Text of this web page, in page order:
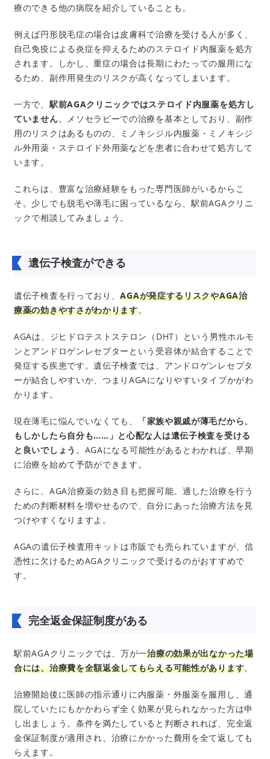
療のできる他の病院を紹介していることも。
例えば円形脱毛症の場合は皮膚科で治療を受ける人が多く、
自己免疫による炎症を抑えるためのステロイド内服薬を処方
されます。しかし、重症の場合は長期にわたっての服用にな
るため、副作用発生のリスクが高くなってしまいます。
一方で、駅前AGAクリニックではステロイド内服薬を処方し
ていません。メソセラピーでの治療を基本としており、副作
用のリスクはあるものの、ミノキシジル内服薬・ミノキシジ
ル外用薬・ステロイド外用薬などを患者に合わせて処方して
います。
これらは、豊富な治療経験をもった専門医師がいるからこ
そ。少しでも脱毛や薄毛に困っているなら、駅前AGAクリニ
ックで相談してみましょう。
遺伝子検査ができる
遺伝子検査を行っており、AGAが発症するリスクやAGA治
療薬の効きやすさがわかります。
AGAは、ジヒドロテストステロン（DHT）という男性ホルモ
ンとアンドロゲンレセプターという受容体が結合することで
発症する疾患です。遺伝子検査では、アンドロゲンレセプタ
ーが結合しやすいか、つまりAGAになりやすいタイプかがわ
かります。
現在薄毛に悩んでいなくても、
「家族や親戚が薄毛だから、
もしかしたら自分も……」と心配な人は遺伝子検査を受ける
と良いでしょう 。AGAになる可能性があるとわかれば、早期
に治療を始めて予防ができます。
さらに、AGA治療薬の効き目も把握可能。適した治療を行う
ための判断材料を増やせるので、自分にあった治療方法を見
つけやすくなりますよ。
AGAの遺伝子検査用キットは市販でも売られていますが、信
憑性に欠けるためAGAクリニックで受けるのがおすすめで
す。
完全返金保証制度がある
駅前AGAクリニックでは、万が一治療の効果が出なかった場
合には、治療費を全額返金してもらえる可能性があります。
治療開始後に医師の指示通りに内服薬・外服薬を服用し、通
院していたにもかかわらず全く効果が見られなかった方は申
し出ましょう。条件を満たしていると判断されれば、完全返
金保証制度が適用され、治療にかかった費用を全て返しても
らえます。